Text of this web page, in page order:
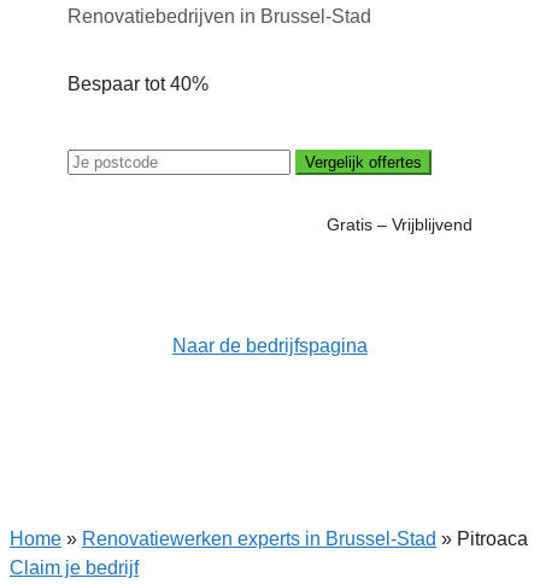
Renovatiebedrijven in Brussel-Stad
Bespaar tot 40%
Vergelijk offertes
Gratis – Vrijblijvend
Naar de bedrijfspagina
Home » Renovatiewerken experts in Brussel-Stad » Pitroaca
Claim je bedrijf